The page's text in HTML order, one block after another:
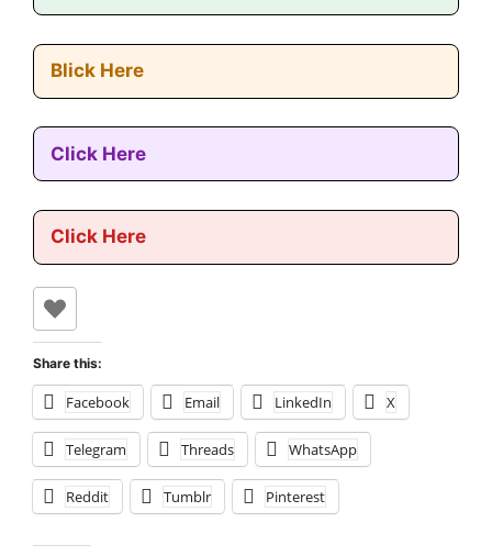
Blick Here
Click Here
Click Here
Share this:
Facebook Email LinkedIn X
Telegram Threads WhatsApp
Reddit Tumblr Pinterest